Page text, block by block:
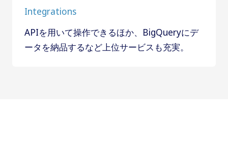
Integrations
APIを用いて操作できるほか、BigQueryにデ
ータを納品するなど上位サービスも充実。